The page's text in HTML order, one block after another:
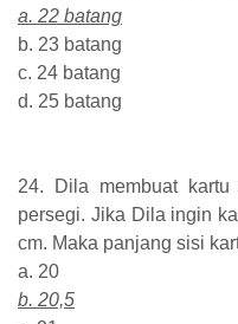
a. 22 batang
b. 23 batang
c. 24 batang
d. 25 batang
24. Dila membuat
persegi. Jika Dila ingin
cm. Maka panjang sisi
a. 20
b. 20,5